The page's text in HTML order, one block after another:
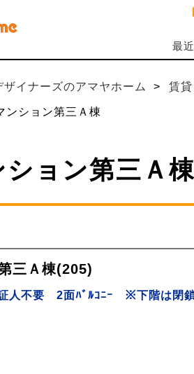
最
ザイナーズのアマヤホーム 賃貸
ンション第三Ａ棟
ション第三Ａ
三Ａ棟(205)
人不要 2面ﾊﾞﾙｺﾆｰ ※下階は閉